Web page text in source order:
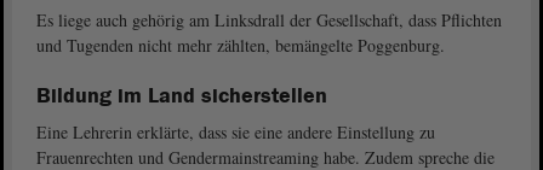
Es liege auch gehörig am Linksdrall der Gesellschaft, dass Pflichten
und Tugenden nicht mehr zählten, bemängelte Poggenburg.
Bildung im Land sicherstellen
Eine Lehrerin erklärte, dass sie eine andere Einstellung zu
Frauenrechten und Gendermainstreaming habe. Zudem spreche die